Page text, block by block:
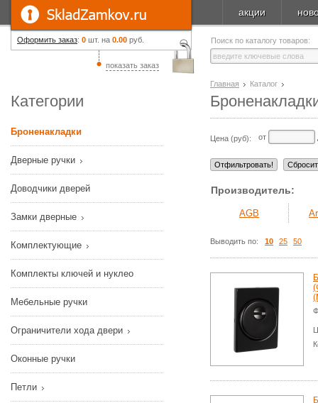
Оформить заказ: 0 шт. на 0.00 руб.
показать заказ
акции
Поиск по каталогу товаров:
Категории
Броненакладки
Дверные ручки
Доводчики дверей
Замки дверные
Комплектующие
Комплекты ключей и нуклео
Мебельные ручки
Ограничители хода двери
Оконные ручки
Петли
Главная Каталог
Цена (руб): от
Производитель:
AGB
Выводить по: 10 25 50